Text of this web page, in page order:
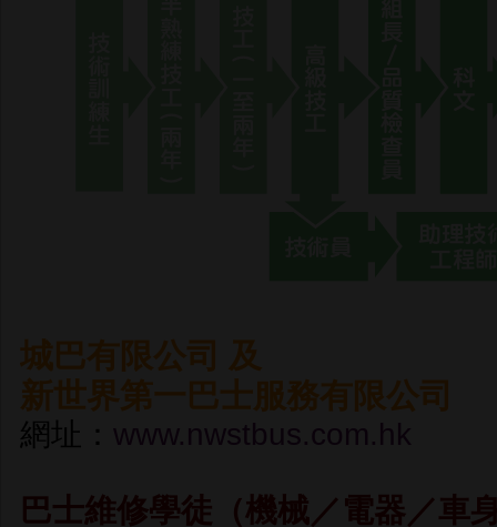
城巴有限公司 及
新世界第一巴士服務有限公司
網址： www.nwstbus.com.hk
巴士維修學徒（機械／電器／車